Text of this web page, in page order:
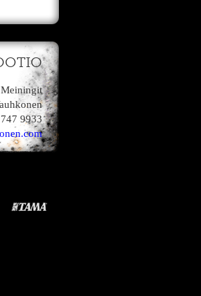
9933